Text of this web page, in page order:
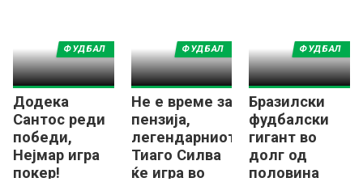
Додека
Сантос реди
победи,
Нејмар игра
покер!
ФУДБАЛ
Не е време за
пензија,
легендарниот
Тиаго Силва
ќе игра во
ФУДБАЛ
Бразилски
фудбалски
гигант во
долг од
половина
ФУДБАЛ